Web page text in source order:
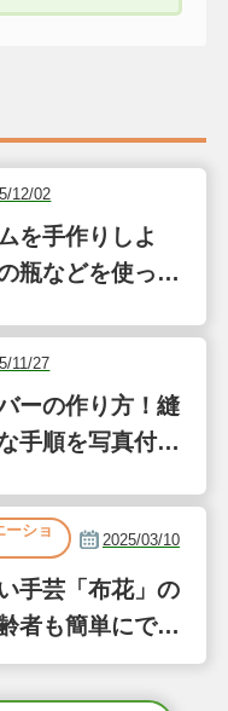
12/02
を手作りしよ
瓶などを使った
11/27
ーの作り方！縫
手順を写真付き
ーショ
2025/03/10
手芸「布花」の
者も簡単にでき
作①